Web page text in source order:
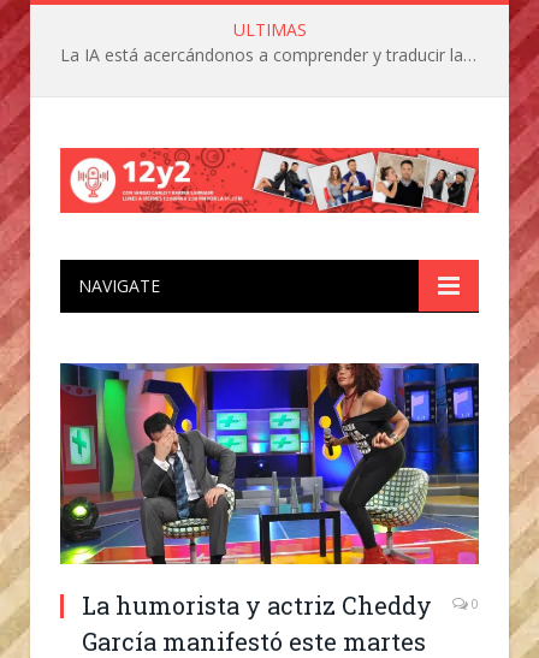
ULTIMAS
La IA está acercándonos a comprender y traducir las vocalizaciones y comportamientos de nuestras mascotas
NAVIGATE
La humorista y actriz Cheddy
García manifestó este martes
0